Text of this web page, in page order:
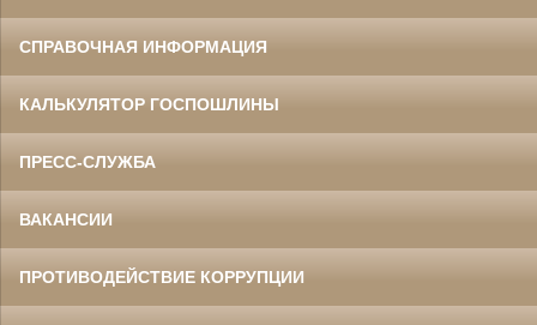
СПРАВОЧНАЯ ИНФОРМАЦИЯ
КАЛЬКУЛЯТОР ГОСПОШЛИНЫ
ПРЕСС-СЛУЖБА
ВАКАНСИИ
ПРОТИВОДЕЙСТВИЕ КОРРУПЦИИ